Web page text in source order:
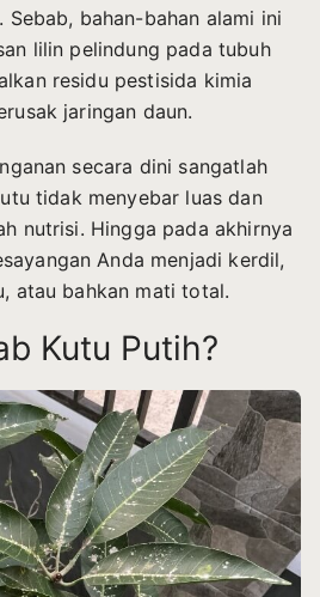
Sebab, bahan-bahan alami ini
lilin pelindung pada tubuh
residu pestisida kimia
jaringan daun.
secara dini sangatlah
tidak menyebar luas dan
nutrisi. Hingga pada akhirnya
Anda menjadi kerdil,
atau bahkan mati total.
Kutu Putih?